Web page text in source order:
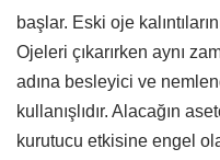
başlar. Eski oje
Ojeleri çıkarırken aynı
adına besleyici ve
kullanışlıdır. Alacağın
kurutucu etkisine engel